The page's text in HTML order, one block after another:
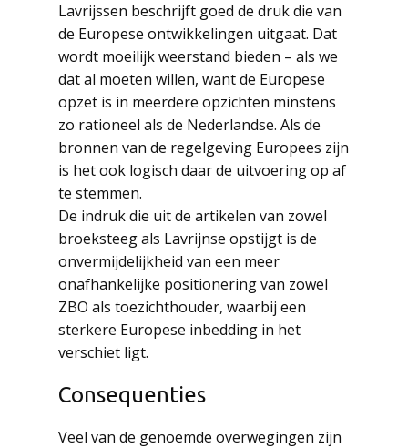
Lavrijssen beschrijft goed de druk die van
de Europese ontwikkelingen uitgaat. Dat
wordt moeilijk weerstand bieden – als we
dat al moeten willen, want de Europese
opzet is in meerdere opzichten minstens
zo rationeel als de Nederlandse. Als de
bronnen van de regelgeving Europees zijn
is het ook logisch daar de uitvoering op af
te stemmen.
De indruk die uit de artikelen van zowel
broeksteeg als Lavrijnse opstijgt is de
onvermijdelijkheid van een meer
onafhankelijke positionering van zowel
ZBO als toezichthouder, waarbij een
sterkere Europese inbedding in het
verschiet ligt.
Consequenties
Veel van de genoemde overwegingen zijn